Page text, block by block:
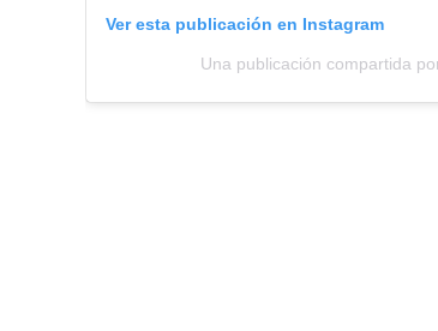
Ver esta publicación en Instagram
Una publicación compartida